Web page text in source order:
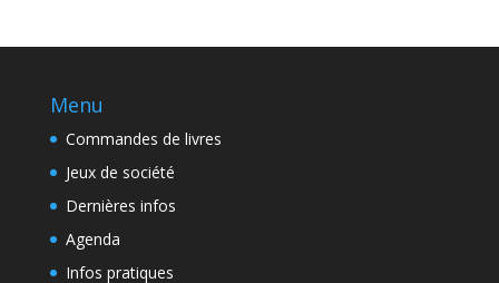
Menu
Commandes de livres
Jeux de société
Dernières infos
Agenda
Infos pratiques